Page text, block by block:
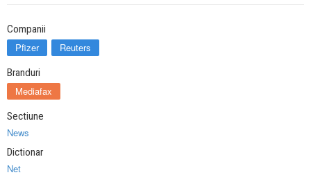
Companii
Pfizer Reuters
Branduri
Mediafax
Sectiune
News
Dictionar
Net